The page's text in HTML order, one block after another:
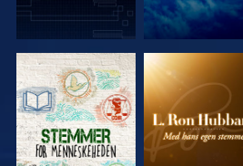
UDFORSK
SERIEN
UDFORSK
SERIEN